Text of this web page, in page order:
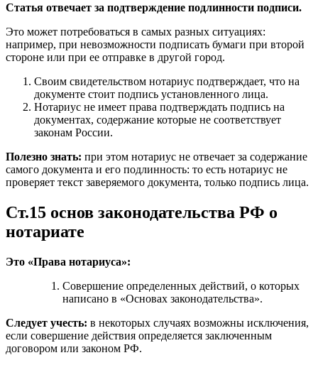
Статья отвечает за подтверждение подлинности подписи.
Это может потребоваться в самых разных ситуациях:
например, при невозможности подписать бумаги при второй
стороне или при ее отправке в другой город.
Своим свидетельством нотариус подтверждает, что на
документе стоит подпись установленного лица.
Нотариус не имеет права подтверждать подпись на
документах, содержание которые не соответствует
законам России.
Полезно знать: при этом нотариус не отвечает за содержание
самого документа и его подлинность: то есть нотариус не
проверяет текст заверяемого документа, только подпись лица.
Ст.15 основ законодательства РФ о
нотариате
Это «Права нотариуса»:
Совершение определенных действий, о которых
написано в «Основах законодательства».
Следует учесть: в некоторых случаях возможны исключения,
если совершение действия определяется заключенным
договором или законом РФ.